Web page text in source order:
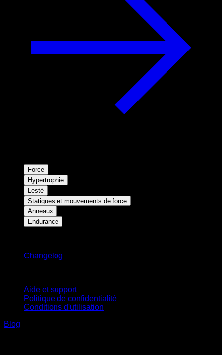
Force
Hypertrophie
Lesté
Statiques et mouvements de force
Anneaux
Endurance
Changelog
Aide et support
Politique de confidentialité
Conditions d'utilisation
Blog